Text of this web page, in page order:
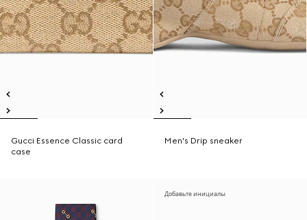
Gucci Essence Classic card
case
Men's Drip sneaker
Добавьте инициалы